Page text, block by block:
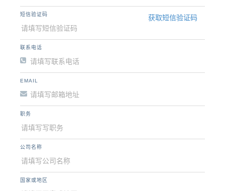
短信验证码 获取短信验证码
联系电话
EMAIL
职务
公司名称
国家或地区